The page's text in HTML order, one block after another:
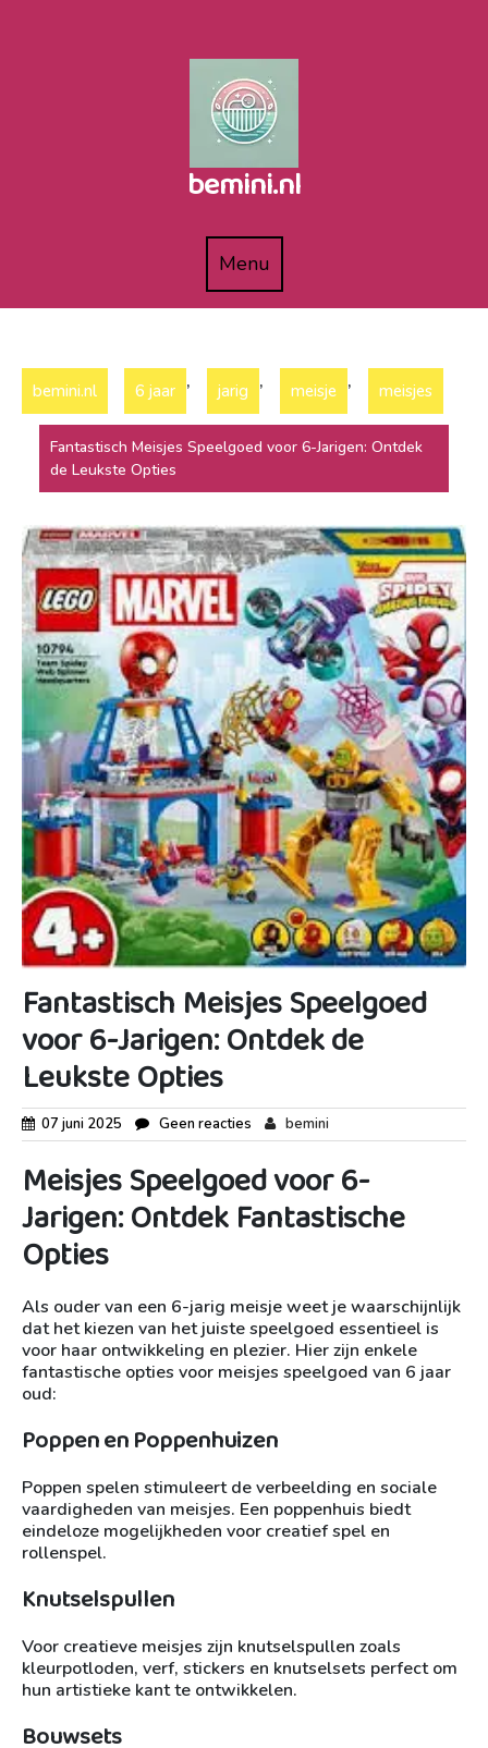
bemini.nl
MenuMenu
bemini.nl 6 jaar , jarig , meisje , meisjes
Fantastisch Meisjes Speelgoed voor 6-Jarigen: Ontdek
de Leukste Opties
Fantastisch Meisjes Speelgoed
voor 6-Jarigen: Ontdek de
Leukste Opties
07 juni 2025 Geen reacties bemini
Meisjes Speelgoed voor 6-
Jarigen: Ontdek Fantastische
Opties
Als ouder van een 6-jarig meisje weet je waarschijnlijk
dat het kiezen van het juiste speelgoed essentieel is
voor haar ontwikkeling en plezier. Hier zijn enkele
fantastische opties voor meisjes speelgoed van 6 jaar
oud:
Poppen en Poppenhuizen
Poppen spelen stimuleert de verbeelding en sociale
vaardigheden van meisjes. Een poppenhuis biedt
eindeloze mogelijkheden voor creatief spel en
rollenspel.
Knutselspullen
Voor creatieve meisjes zijn knutselspullen zoals
kleurpotloden, verf, stickers en knutselsets perfect om
hun artistieke kant te ontwikkelen.
Bouwsets